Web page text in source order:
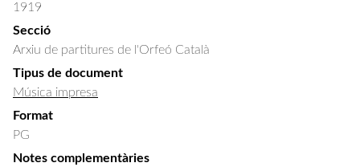
1919
Secció
Arxiu de partitures de l'Orfeó Català
Tipus de document
Música impresa
Format
PG
Notes complementàries